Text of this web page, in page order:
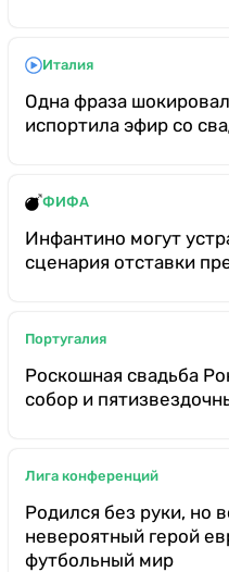
Италия
Одна фраза
испортила эфир со
ФИФА
Инфантино могут
сценария отставки
Португалия
Роскошная свадьба
собор и
Лига конференций
Родился без руки, но
невероятный герой
футбольный мир